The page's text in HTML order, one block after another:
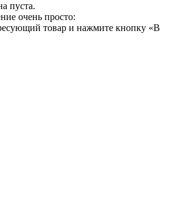
пуста.
очень просто:
товар и нажмите кнопку «В